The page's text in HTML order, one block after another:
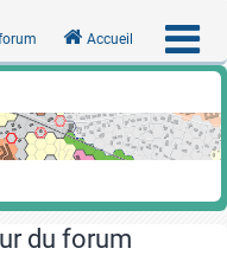
Accueil
du forum